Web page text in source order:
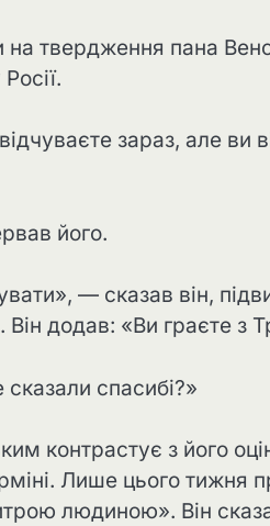
на твердження пана
зараз, але
його.
— сказав він,
додав: «Ви граєте з
спасибі?»
контрастує з його
Лише цього тижня
людиною». Він